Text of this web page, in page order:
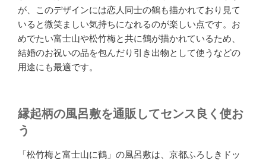
が、このデザインには恋人同士の鶴も描かれており見て
いると微笑ましい気持ちになれるのが楽しい点です。お
めでたい富士山や松竹梅と共に鶴が描かれているため、
結婚のお祝いの品を包んだり引き出物として使うなどの
用途にも最適です。
縁起柄の風呂敷を通販してセンス良く使お
う
「松竹梅と富士山に鶴」の風呂敷は、京都ふろしきドッ